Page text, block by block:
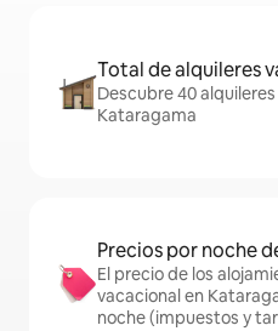
Total de alquileres
Descubre 40
Kataragama
Precios por noche
El precio de los
vacacional en
noche (impuestos y